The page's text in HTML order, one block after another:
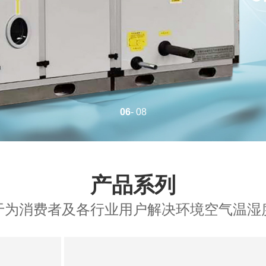
07- 08
产品系列
为消费者及各行业用户解决环境空气温湿